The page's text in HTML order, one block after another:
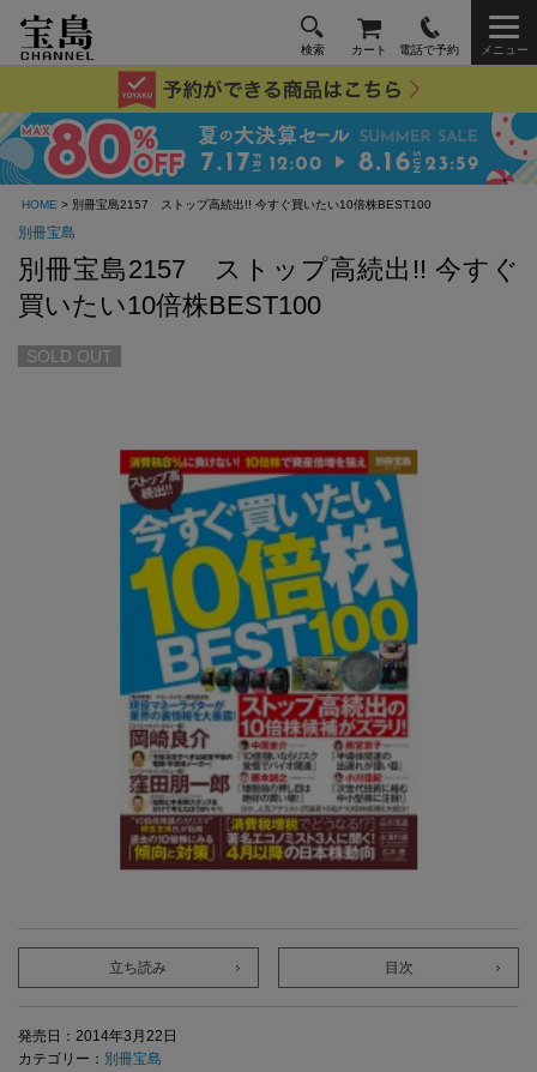
検索 カート 電話で予約 メニュー
HOME > 別冊宝島2157 ストップ高続出!! 今すぐ買いたい10倍株BEST100
別冊宝島
別冊宝島2157 ストップ高続出!! 今すぐ
買いたい10倍株BEST100
SOLD OUT
立ち読み 目次
発売日：2014年3月22日
カテゴリー： 別冊宝島